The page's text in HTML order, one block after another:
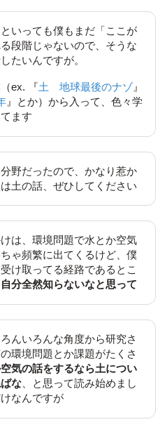
いっても僕もまだ「ここが
段階じゃないので、そうな
たいんですが。
ex. 『土 地球最後のナゾ 』
』とか）から入って、色々学
ます
野だったので、かなり惹か
土の話、ぜひしてください
は、環境問題で水とか空気
ゃ頻繁に出てくるけど、僕
け取ってる経路であるとこ
分全然知らないなと思って
んいろんな角度から研究さ
環境問題とか課題がたくさ
気の話をするなら土につい
な 、と思って読み始めまし
なんですが